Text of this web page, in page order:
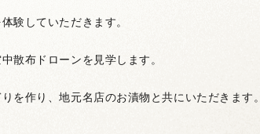
験していただきます。
散布ドローンを見学します。
を作り、地元名店のお漬物と共にいただきます。